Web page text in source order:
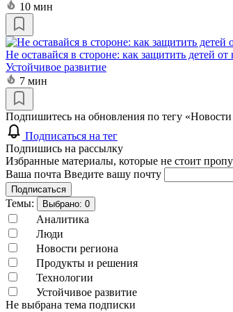
10 мин
Не оставайся в стороне: как защитить детей от
Устойчивое развитие
7 мин
Подпишитесь на обновления по тегу
Подписаться на тег
Подпишись на рассылку
Избранные материалы, которые не стоит
Ваша почта Введите вашу почту
Подписаться
Темы: Выбрано: 0
Аналитика
Люди
Новости региона
Продукты и решения
Технологии
Устойчивое развитие
Не выбрана тема подписки